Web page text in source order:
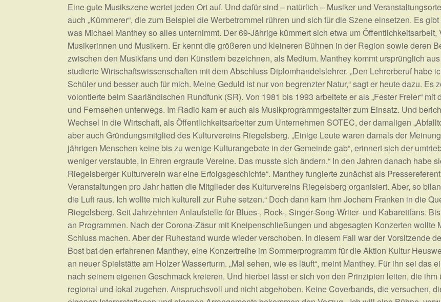
Eine gute Musikszene wertet jeden Ort auf. Und dafür sind – natürlich – Musiker und
auch „Kümmerer“, die zum Beispiel die Werbetrommel rühren und sich für die Szene einsetzen. Es
was Michael Manthey so alles unternimmt. Der 69-Jährige kümmert sich etwa um
Musikerinnen und Musikern. Er kennt die größeren und kleineren Bühnen in der Region sowie deren
zwischen den Musikfans und den Künstlern bezeichnen, als Medium. Manthey kommt ursprünglich
studierte Wirtschaftswissenschaften mit dem Abschluss Diplomhandelslehrer. „Den Lehrerberuf habe
Schüler und besser auch für mich. Meine Geduld ist nur von begrenzter Natur,“ sagt er heute dazu.
volontierte beim Saarländischen Rundfunk (SR). Von 1981 bis 1993 arbeitete er als „Fester Freier“
und Fernsehen unterwegs. Im Radio kam er auch als Musikprogrammgestalter zum Einsatz. Und
Wechsel in die Wirtschaft, als Öffentlichkeitsarbeiter zum Unternehmen SOTEC, der damaligen
aber auch Gründungsmitglied des Kulturvereins Riegelsberg. „Einige Leute waren damals der
jährigen Menschen keine bis zu wenige Kulturangebote in der Gemeinde gab“, erinnert sich der
weniger verstaubte, in Ehren ergraute Vereine. Das musste sich ändern.“ In den Jahren danach habe
Riegelsberger Kulturverein war eine Erfolgsgeschichte“. Manthey fungierte zunächst als
Veranstaltungen pro Jahr hatten die Mitglieder des Kulturvereins Riegelsberg organisiert. Aber, so
die Luft raus. Ich wollte mich kulturell zur Ruhe setzen.“ Doch dann kam ihm Jochem Franken in die
Riegelsberg. Seit Jahrzehnten Anlaufstelle für Blues-, Rock-, Singer-Song-Writer- und Kabarettfans.
an Programmen. Nach der Corona-Zäsur mit Kneipenschließungen und abgesagten Konzerten wollte
Schluss machen. Aber der Ruhestand wurde wieder verschoben. In diesem Fall war der Vorsitzende
Bost bat den erfahrenen Manthey, eine Konzertreihe im Sommerprogramm für die Aktion Kultur
an neuer Spielstätte am Holzer Wasserturm. „Mal sehen, wie es läuft“, meint Manthey. Für ihn sei das
nach seinem eigenen Geschmack kreieren. Und hierbei lässt er sich von den Prinzipien leiten, die
regional und lokal zugehen. Anspruchsvoll und nicht abgehoben. Keine Coverbands, die versuchen,